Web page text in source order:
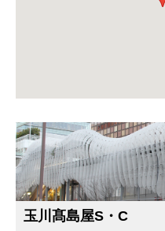
玉川髙島屋S・C